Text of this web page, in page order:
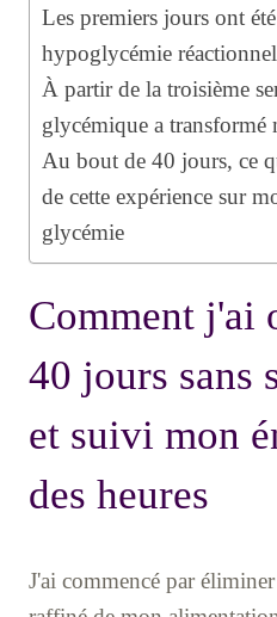
Les premiers jours ont
hypoglycémie
À partir de la troisième
glycémique a transformé
Au bout de 40 jours, ce
de cette expérience sur
glycémie
Comment j'ai
40 jours sans
et suivi mon
des heures
J'ai commencé par